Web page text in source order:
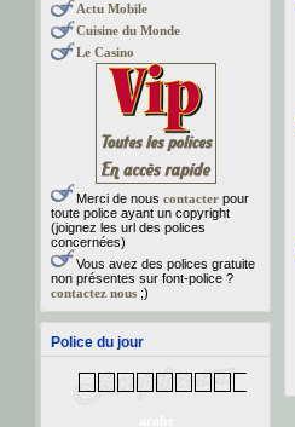
Actu Mobile
Cuisine du Monde
Le Casino
Merci de nous contacterpour
toute police ayant un copyright
(joignez les url des polices
concernées)
Vous avez des polices gratuite
non présentes sur font-police ?
contactez nous;)
Police du jour